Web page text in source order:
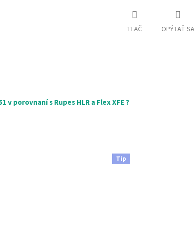
TLAČ OPÝTAŤ SA
v porovnaní s Rupes HLR a Flex XFE ?
Tip